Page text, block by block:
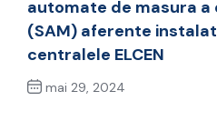
automate de masura a
(SAM) aferente
centralele ELCEN
mai 29, 2024